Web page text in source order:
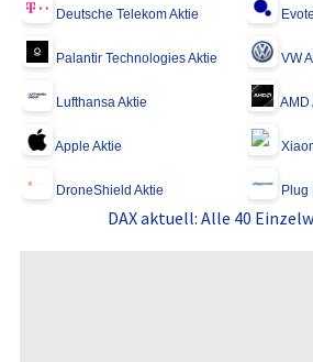
Deutsche Telekom Aktie
Palantir Technologies Aktie VW
Lufthansa Aktie AMD
Apple Aktie
DroneShield Aktie Plug
DAX aktuell: Alle 40